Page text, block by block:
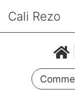
Cali Rezo